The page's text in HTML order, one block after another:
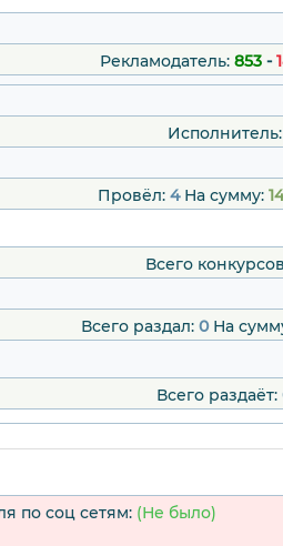
Рекламодатель: 853-
Исполнитель:
Провёл: 4На сумму:
Всего
Всего раздал: 0На
Всего раздаёт:
по соц сетям: (Не было)